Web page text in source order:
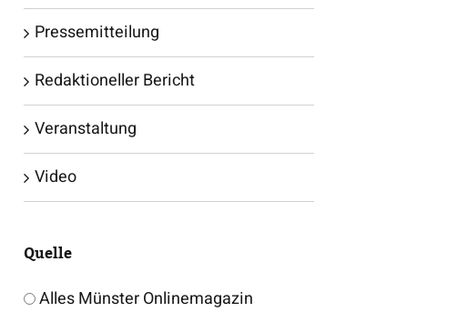
Pressemitteilung
Redaktioneller Bericht
Veranstaltung
Video
Quelle
Alles Münster Onlinemagazin